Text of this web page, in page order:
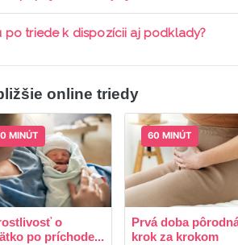
pripojenie do triedy je možné aj cez
po triede k dispozícii aj podklady?
po skončení triedy dostávate prístup na
online triedy
MINÚT
o
po príchode...
60 MINÚT
Prvá doba
krok za krokom